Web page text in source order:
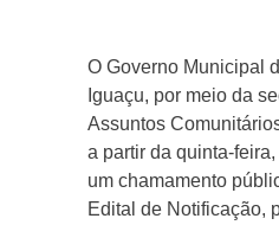
O Governo Municipal
Iguaçu, por meio da
Assuntos
a partir da quinta-
um chamamento
Edital de Notificação,